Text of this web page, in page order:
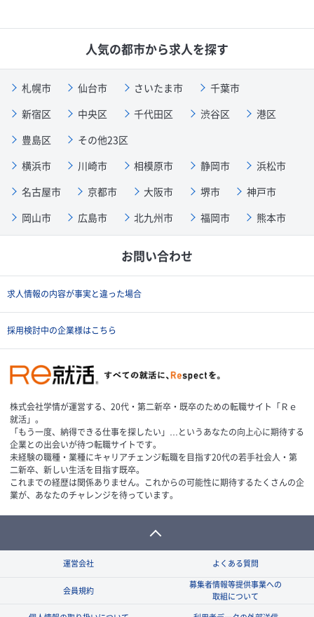
人気の都市から求人を探す
札幌市 仙台市 さいたま市
千葉市
新宿区
中央区 千代田区 渋谷区
港区
豊島区
その他23区
横浜市
川崎市 相模原市 静岡市
浜松市
名古屋市
京都市 大阪市 堺市
神戸市
岡山市
広島市 北九州市 福岡市 熊本市
お問い合わせ
求人情報の内容が事実と違った場合
採用検討中の企業様はこちら
株式会社学情が運営する、20代・第二新卒・既卒のための転職サイト「Ｒｅ
就活」。
「もう一度、納得できる仕事を探したい」…というあなたの向上心に期待する
企業との出会いが待つ転職サイトです。
未経験の職種・業種にキャリアチェンジ転職を目指す20代の若手社会人・第
二新卒、新しい生活を目指す既卒。
これまでの経歴は関係ありません。これからの可能性に期待するたくさんの企
業が、あなたのチャレンジを待っています。
運営会社 よくある質問
会員規約
募集者情報等提供事業への
取組について